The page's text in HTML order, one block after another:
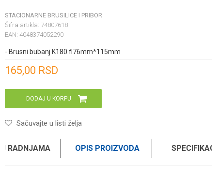
STACIONARNE BRUSILICE I PRIBOR
Šifra artikla: 74807618
EAN: 4048374052290
- Brusni bubanj K180 fi76mm*115mm
165,00 RSD
DODAJ U KORPU
Sačuvajte u listi želja
RADNJAMA OPIS PROIZVODA